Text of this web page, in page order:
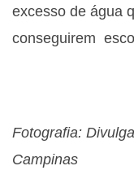
excesso de água
conseguirem
Fotografia:
Campinas